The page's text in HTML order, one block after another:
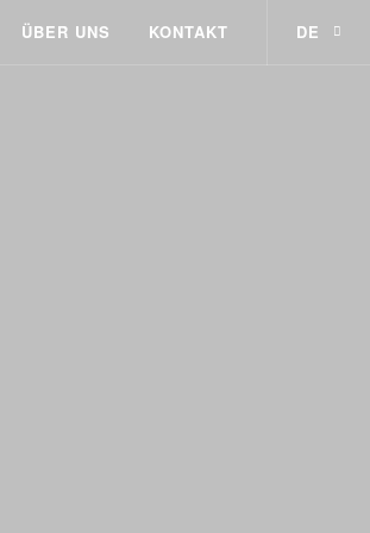
ÜBER UNS KONTAKT DE